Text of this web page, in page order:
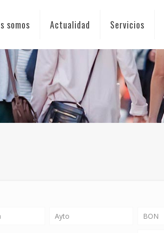
somos Actualidad Servicios
Ayto BON